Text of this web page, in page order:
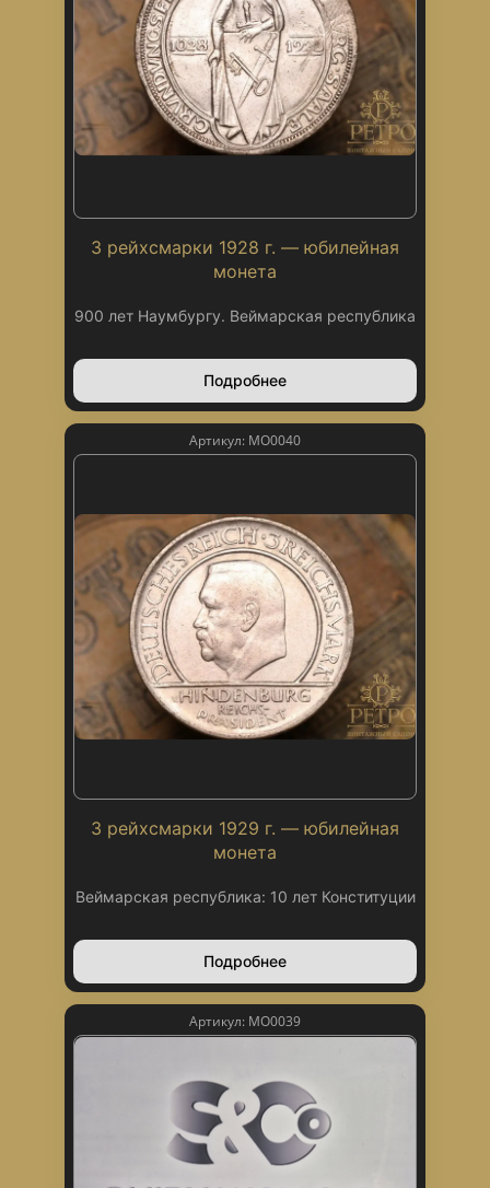
3 рейхсмарки 1928 г. — юбилейная
монета
900 лет Наумбургу. Веймарская республика
Подробнее
Артикул: МО0040
3 рейхсмарки 1929 г. — юбилейная
монета
Веймарская республика: 10 лет Конституции
Подробнее
Артикул: МО0039